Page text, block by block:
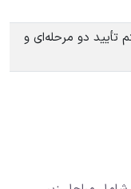
تأیید دو مرحله‌ای و